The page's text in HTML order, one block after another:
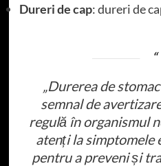
Dureri de cap: dureri de
„Durerea de
semnal de
regulă în organismul
atenți la simptomele
pentru a preveni și